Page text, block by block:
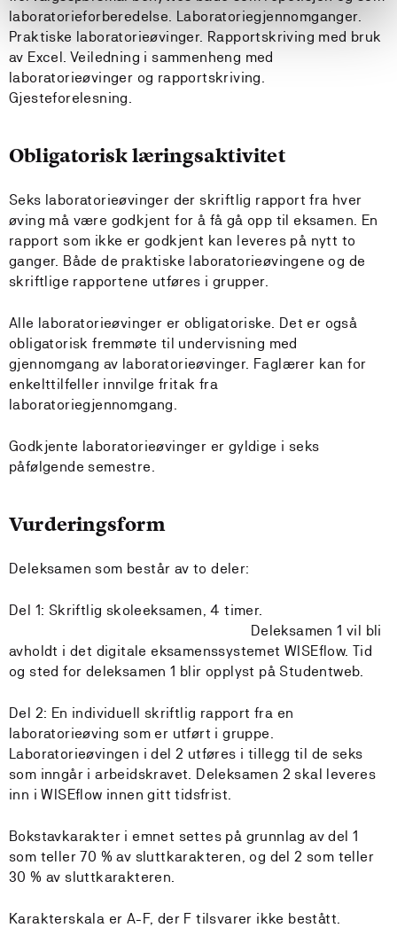
laboratorieforberedelse. Laboratoriegjennomganger.
Praktiske laboratorieøvinger. Rapportskriving med bruk
av Excel. Veiledning i sammenheng med
laboratorieøvinger og rapportskriving.
Gjesteforelesning.
Obligatorisk læringsaktivitet
Seks laboratorieøvinger der skriftlig rapport fra hver
øving må være godkjent for å få gå opp til eksamen. En
rapport som ikke er godkjent kan leveres på nytt to
ganger. Både de praktiske laboratorieøvingene og de
skriftlige rapportene utføres i grupper.
Alle laboratorieøvinger er obligatoriske. Det er også
obligatorisk fremmøte til undervisning med
gjennomgang av laboratorieøvinger. Faglærer kan for
enkelttilfeller innvilge fritak fra
laboratoriegjennomgang.
Godkjente laboratorieøvinger er gyldige i seks
påfølgende semestre.
Vurderingsform
Deleksamen som består av to deler:
Del 1: Skriftlig skoleeksamen, 4 timer.
Deleksamen 1 vil bli
avholdt i det digitale eksamenssystemet WISEflow. Tid
og sted for deleksamen 1 blir opplyst på Studentweb.
Del 2: En individuell skriftlig rapport fra en
laboratorieøving som er utført i gruppe.
Laboratorieøvingen i del 2 utføres i tillegg til de seks
som inngår i arbeidskravet. Deleksamen 2 skal leveres
inn i WISEflow innen gitt tidsfrist.
Bokstavkarakter i emnet settes på grunnlag av del 1
som teller 70 % av sluttkarakteren, og del 2 som teller
30 % av sluttkarakteren.
Karakterskala er A-F, der F tilsvarer ikke bestått.